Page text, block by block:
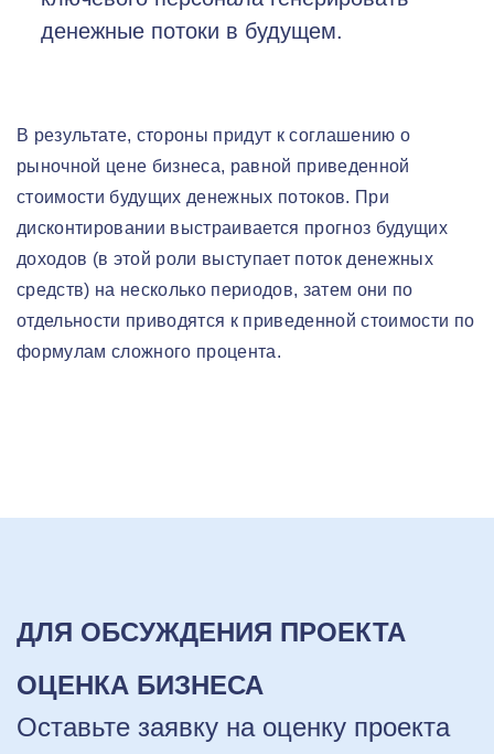
денежные потоки в будущем.
В результате, стороны придут к соглашению о
рыночной цене бизнеса, равной приведенной
стоимости будущих денежных потоков. При
дисконтировании выстраивается прогноз будущих
доходов (в этой роли выступает поток денежных
средств) на несколько периодов, затем они по
отдельности приводятся к приведенной стоимости по
формулам сложного процента.
ДЛЯ ОБСУЖДЕНИЯ ПРОЕКТА
ОЦЕНКА БИЗНЕСА
Оставьте заявку на оценку проекта